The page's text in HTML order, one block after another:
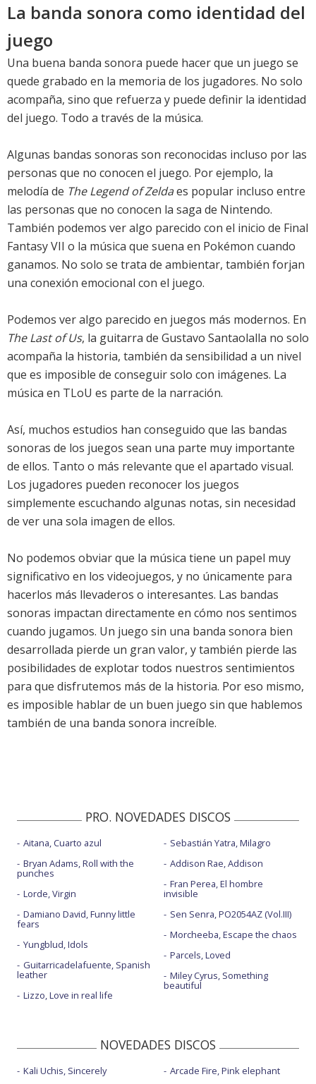
La banda sonora como identidad del
juego
Una buena banda sonora puede hacer que un juego se
quede grabado en la memoria de los jugadores. No solo
acompaña, sino que refuerza y puede definir la identidad
del juego. Todo a través de la música.
Algunas bandas sonoras son reconocidas incluso por las
personas que no conocen el juego. Por ejemplo, la
melodía de The Legend of Zeldaes popular incluso entre
las personas que no conocen la saga de Nintendo.
También podemos ver algo parecido con el inicio de Final
Fantasy VII o la música que suena en Pokémon cuando
ganamos. No solo se trata de ambientar, también forjan
una conexión emocional con el juego.
Podemos ver algo parecido en juegos más modernos. En
The Last of Us, la guitarra de Gustavo Santaolalla no solo
acompaña la historia, también da sensibilidad a un nivel
que es imposible de conseguir solo con imágenes. La
música en TLoU es parte de la narración.
Así, muchos estudios han conseguido que las bandas
sonoras de los juegos sean una parte muy importante
de ellos. Tanto o más relevante que el apartado visual.
Los jugadores pueden reconocer los juegos
simplemente escuchando algunas notas, sin necesidad
de ver una sola imagen de ellos.
No podemos obviar que la música tiene un papel muy
significativo en los videojuegos, y no únicamente para
hacerlos más llevaderos o interesantes. Las bandas
sonoras impactan directamente en cómo nos sentimos
cuando jugamos. Un juego sin una banda sonora bien
desarrollada pierde un gran valor, y también pierde las
posibilidades de explotar todos nuestros sentimientos
para que disfrutemos más de la historia. Por eso mismo,
es imposible hablar de un buen juego sin que hablemos
también de una banda sonora increíble.
PRO. NOVEDADES DISCOS
Aitana, Cuarto azul
Bryan Adams, Roll with the
punches
Lorde, Virgin
Damiano David, Funny little
fears
Yungblud, Idols
Guitarricadelafuente, Spanish
leather
Lizzo, Love in real life
Sebastián Yatra, Milagro
Addison Rae, Addison
Fran Perea, El hombre
invisible
Sen Senra, PO2054AZ (Vol.III)
Morcheeba, Escape the chaos
Parcels, Loved
Miley Cyrus, Something
beautiful
NOVEDADES DISCOS
Kali Uchis, Sincerely
Arcade Fire, Pink elephant